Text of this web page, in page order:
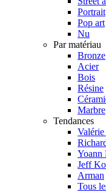
Portrait
Pop art
Nu
Par matériau
Bronze
Acier
Bois
Résine
Marbre
Tendances
Yoann
Jeff
Arman
Tous